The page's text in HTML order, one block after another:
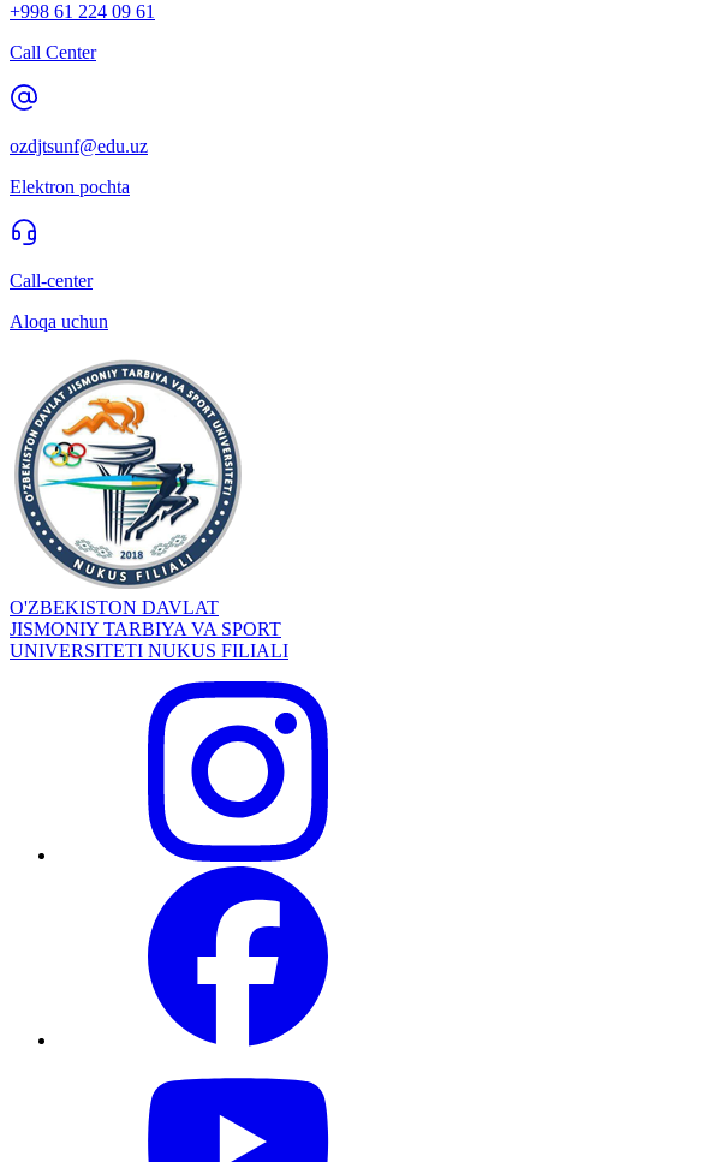
+998 61 224 09 61
Call Center
ozdjtsunf@edu.uz
Elektron pochta
Call-center
Aloqa uchun
O'ZBEKISTON DAVLAT
JISMONIY TARBIYA VA SPORT
UNIVERSITETI NUKUS FILIALI